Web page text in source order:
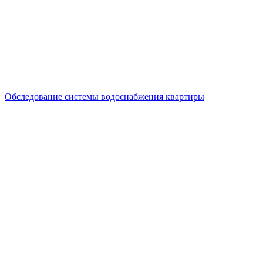
Обследование системы водоснабжения квартиры